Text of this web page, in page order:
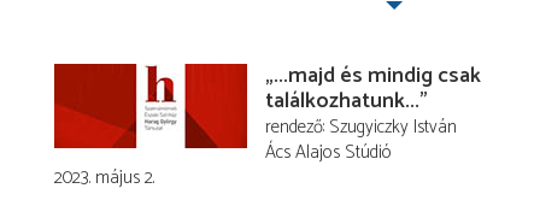
„...majd és mindig csak
találkozhatunk...”
rendező Szugyiczky István
Ács Alajos Stúdió
2023. május 2.